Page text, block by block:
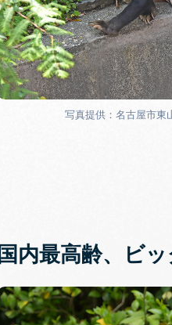
写真提供：名古屋市東
国内最高齢、ビ